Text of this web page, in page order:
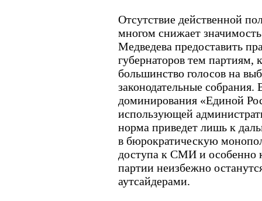
Отсутствие действенной
многом снижает
Медведева предоставить
губернаторов тем партиям,
большинство голосов на
законодательные собрания.
доминирования «Единой
использующей
норма приведет лишь к
в бюрократическую
доступа к СМИ и особенно
партии неизбежно
аутсайдерами.